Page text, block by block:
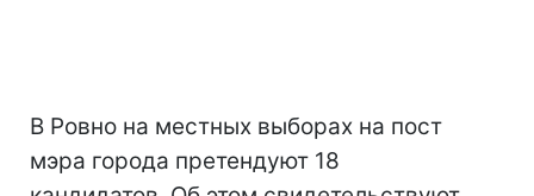
В Ровно на местных выборах на пост
мэра города претендуют 18